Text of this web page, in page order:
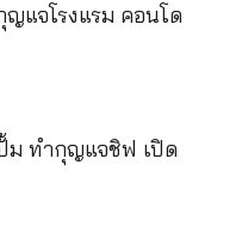
แจโรงแรม คอนโด
ทำกุญแจชิฟ เปิด